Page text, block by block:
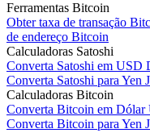
Ferramentas Bitcoin
Obter taxa de transação
de endereço Bitcoin
Calculadoras Satoshi
Converta Satoshi em USD
Converta Satoshi para Yen
Calculadoras Bitcoin
Converta Bitcoin em Dólar
Converta Bitcoin para Yen